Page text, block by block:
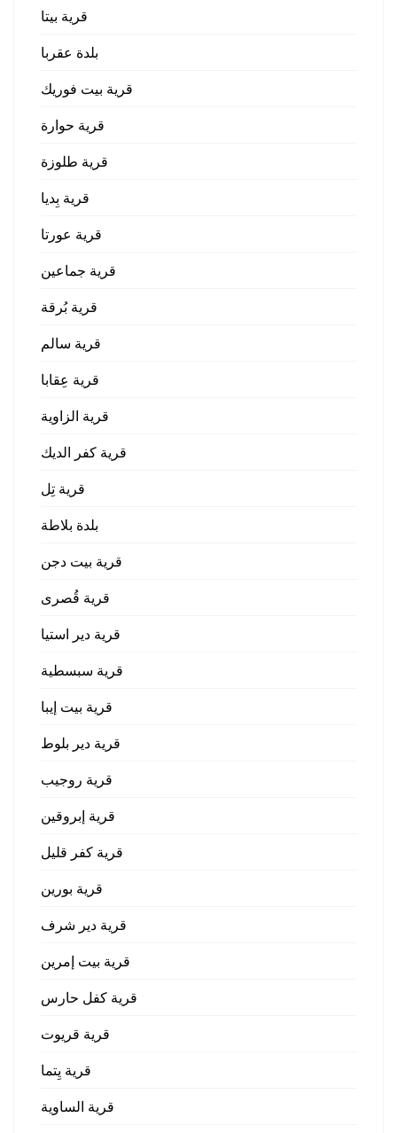
قرية بيتا
بلدة عقربا
قرية بيت فوريك
قرية حوارة
قرية طلوزة
قرية بِديا
قرية عورتا
قرية جماعين
قرية بُرقة
قرية سالم
قرية عِقابا
قرية الزاوية
قرية كفر الديك
قرية تِل
بلدة بلاطة
قرية بيت دجن
قرية قُصرى
قرية دير استيا
قرية سبسطية
قرية بيت إيبا
قرية دير بلوط
قرية روجيب
قرية إبروقين
قرية كفر قليل
قرية بورين
قرية دير شرف
قرية بيت إمرين
قرية كفل حارس
قرية قريوت
قرية يِتما
قرية الساوية